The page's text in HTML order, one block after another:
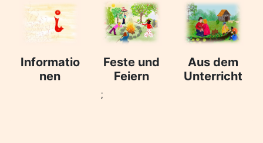
Informatio
nen
Feste und
Feiern
;
Aus dem
Unterricht